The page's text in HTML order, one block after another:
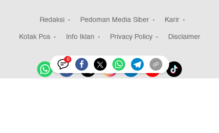
0
Redaksi Pedoman Media Siber
Karir
Kotak Pos
Info Iklan Privacy Policy Disclaimer